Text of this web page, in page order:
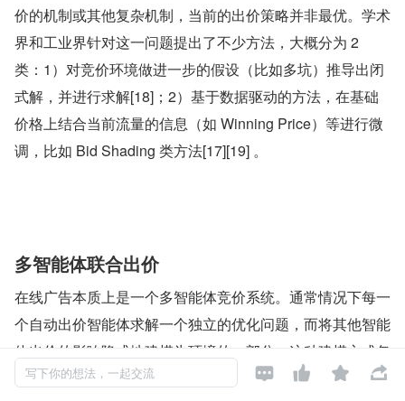
价的机制或其他复杂机制，当前的出价策略并非最优。学术
界和工业界针对这一问题提出了不少方法，大概分为 2
类：1）对竞价环境做进一步的假设（比如多坑）推导出闭
式解，并进行求解[18]；2）基于数据驱动的方法，在基础
价格上结合当前流量的信息（如 Winning Price）等进行微
调，比如 Bid Shading 类方法[17][19] 。
多智能体联合出价
在线广告本质上是一个多智能体竞价系统。通常情况下每一
个自动出价智能体求解一个独立的优化问题，而将其他智能
体出价的影响隐式地建模为环境的一部分。这种建模方式忽
略了在线广告的动态博弈，即最终的拍卖结果取决于所有智
写下你的想法，一起交流    